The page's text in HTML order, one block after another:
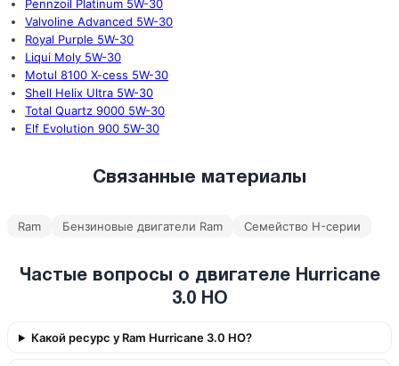
Pennzoil Platinum 5W-30
Valvoline Advanced 5W-30
Royal Purple 5W-30
Liqui Moly 5W-30
Motul 8100 X-cess 5W-30
Shell Helix Ultra 5W-30
Total Quartz 9000 5W-30
Elf Evolution 900 5W-30
Связанные материалы
Ram Бензиновые двигатели Ram Семейство H-серии
Частые вопросы о двигателе Hurricane
3.0 HO
Какой ресурс у Ram Hurricane 3.0 HO?